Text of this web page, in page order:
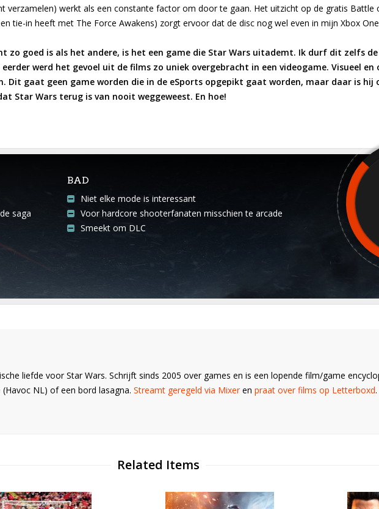
verzamelen) werkt als een constante factor om door te gaan. Het uitzicht op de gratis Battle
tie-in heeft met The Force Awakens) zorgt ervoor dat de disc nog wel even in mijn Xbox
zo goed is als het andere, is het een game die Star Wars uitademt. Ik durf dit zelfs
werd het gevoel uit de films zo uniek overgebracht in een videogame. Visueel en
Dit gaat geen game worden die in de eSports opgepikt gaat worden, maar daar is hij
Star Wars terug is van nooit weggeweest. En hoe!
saga
BAD
Niet elke mode is interessant
Voor hardcore shooterfanaten misschien te arcade
Smeekt om DLC
liefde voor Star Wars. Schrijft sinds 2005 over games en is een lopende film/game
NL) of een bord lasagna. Streamt geregeld via Mixeren praat over films op Letterboxd.
Related Items